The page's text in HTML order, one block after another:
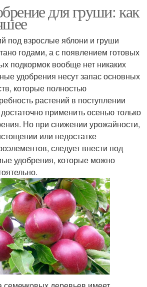
для груши: как
под взрослые яблони и груши
годами, а с появлением готовых
подкормок вообще нет никаких
удобрения несут запас основных
которые полностью
растений в поступлении
применить осенью только
Но при снижении урожайности,
или недостатке
следует внести под
удобрения, которые можно